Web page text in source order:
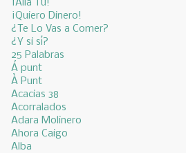
¡Allá Tú!
¡Quiero Dinero!
¿Te Lo Vas a Comer?
¿Y si sí?
25 Palabras
Á punt
À Punt
Acacias 38
Acorralados
Adara Molinero
Ahora Caigo
Alba